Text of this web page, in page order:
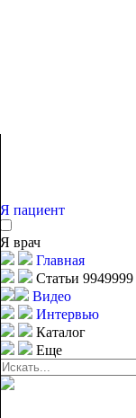
Я пациент
Я врач
Главная
Статьи 9949999
Видео
Интервью
Каталог
Еще